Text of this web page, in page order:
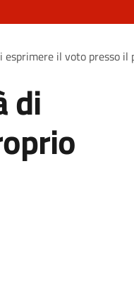
esprimere il voto presso il
di